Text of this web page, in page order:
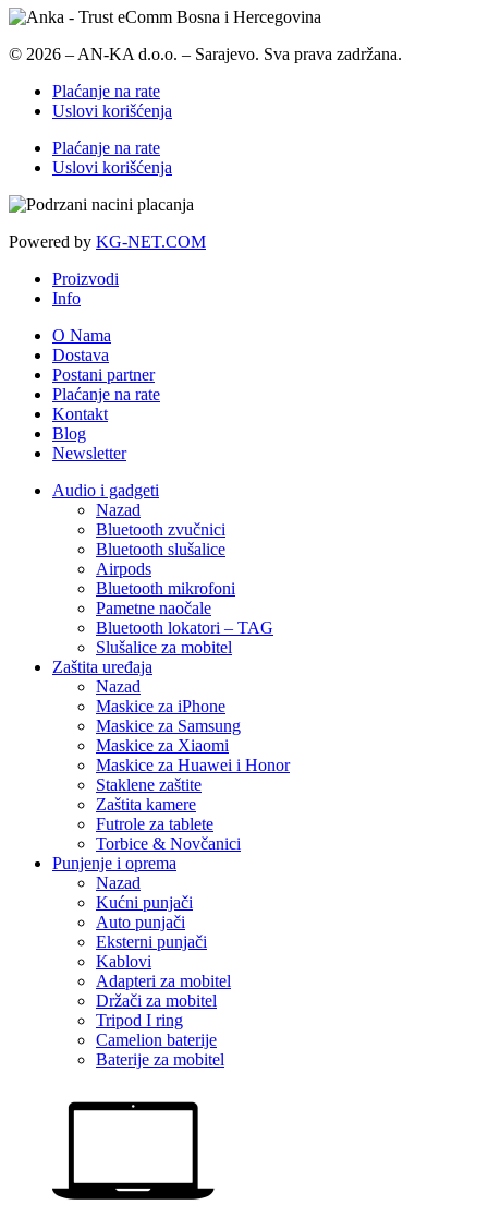
© 2026 – AN-KA d.o.o. – Sarajevo. Sva prava zadržana.
Plaćanje na rate
Uslovi korišćenja
Plaćanje na rate
Uslovi korišćenja
Powered by KG-NET.COM
Proizvodi
Info
O Nama
Dostava
Postani partner
Plaćanje na rate
Kontakt
Blog
Newsletter
Audio i gadgeti
Nazad
Bluetooth zvučnici
Bluetooth slušalice
Airpods
Bluetooth mikrofoni
Pametne naočale
Bluetooth lokatori – TAG
Slušalice za mobitel
Zaštita uređaja
Nazad
Maskice za iPhone
Maskice za Samsung
Maskice za Xiaomi
Maskice za Huawei i Honor
Staklene zaštite
Zaštita kamere
Futrole za tablete
Torbice & Novčanici
Punjenje i oprema
Nazad
Kućni punjači
Auto punjači
Eksterni punjači
Kablovi
Adapteri za mobitel
Držači za mobitel
Tripod I ring
Camelion baterije
Baterije za mobitel